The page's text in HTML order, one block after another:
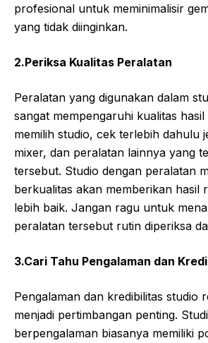
profesional untuk meminimalisir
yang tidak diinginkan.
2.Periksa Kualitas Peralatan
Peralatan yang digunakan dalam
sangat mempengaruhi kualitas
memilih studio, cek terlebih dahulu
mixer, dan peralatan lainnya yang
tersebut. Studio dengan peralatan
berkualitas akan memberikan hasil
lebih baik. Jangan ragu untuk
peralatan tersebut rutin diperiksa
3.Cari Tahu Pengalaman dan
Pengalaman dan kredibilitas studio
menjadi pertimbangan penting.
berpengalaman biasanya memiliki